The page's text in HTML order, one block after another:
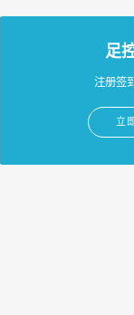
足
注册签
立